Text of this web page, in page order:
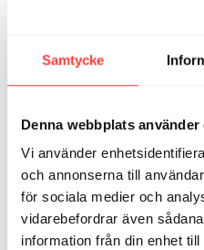
Samtycke
Denna webbplats använder
Vi använder
och annonserna till
för sociala medier och
vidarebefordrar även
information från din enhet
Va kul att ni poddar igen!
0
Relaterade videor